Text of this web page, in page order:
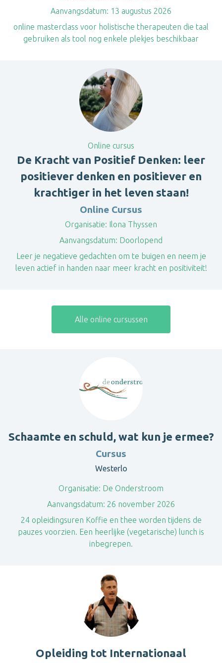
Aanvangsdatum: 13 augustus 2026
online masterclass voor holistische therapeuten die taal
gebruiken als tool nog enkele plekjes beschikbaar
Online cursus
De Kracht van Positief Denken: leer
positiever denken en positiever en
krachtiger in het leven staan!
Online Cursus
Organisatie: Ilona Thyssen
Aanvangsdatum: Doorlopend
Leer je negatieve gedachten om te buigen en neem je
leven actief in handen naar meer kracht en positiviteit!
Alle online cursussen
Schaamte en schuld, wat kun je ermee?
Cursus
Westerlo
Organisatie: De Onderstroom
Aanvangsdatum: 26 november 2026
24 opleidingsuren Koffie en thee worden tijdens de
pauzes voorzien. Een heerlijke (vegetarische) lunch is
inbegrepen.
Opleiding tot Internationaal